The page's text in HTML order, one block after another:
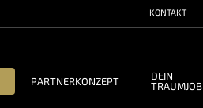
KONTAKT
PARTNERKONZEPT
DEIN
TRAUMJOB